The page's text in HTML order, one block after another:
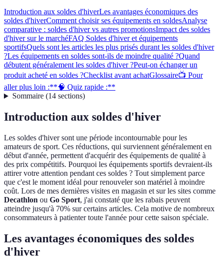
Introduction aux soldes d'hiverLes avantages économiques des
soldes d'hiverComment choisir ses équipements en soldesAnalyse
comparative : soldes d'hiver vs autres promotionsImpact des soldes
d'hiver sur le marchéFAQ Soldes d'hiver et équipements
sportifsQuels sont les articles les plus prisés durant les soldes d'hiver
?Les équipements en soldes sont-ils de moindre qualité ?Quand
débutent généralement les soldes d'hiver ?Peut-on échanger un
produit acheté en soldes ?Checklist avant achatGlossaire📺 Pour
aller plus loin :**🧠 Quiz rapide :**
Sommaire(14 sections)
Introduction aux soldes d'hiver
Les soldes d'hiver sont une période incontournable pour les
amateurs de sport. Ces réductions, qui surviennent généralement en
début d'année, permettent d'acquérir des équipements de qualité à
des prix compétitifs. Pourquoi les équipements sportifs devraient-ils
attirer votre attention pendant ces soldes ? Tout simplement parce
que c'est le moment idéal pour renouveler son matériel à moindre
coût. Lors de mes dernières visites en magasin et sur les sites comme
Decathlon ou Go Sport, j'ai constaté que les rabais peuvent
atteindre jusqu'à 70% sur certains articles. Cela motive de nombreux
consommateurs à patienter toute l'année pour cette saison spéciale.
Les avantages économiques des soldes
d'hiver